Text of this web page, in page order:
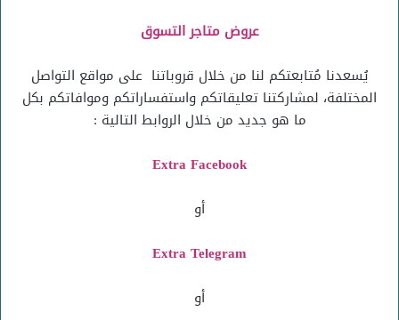
عروض متاجر التسوق
يُسعدنا مُتابعتكم لنا من خلال قروباتنا على مواقع التواصل
المختلفة، لمشاركتنا تعليقاتكم واستفساراتكم وموافاتكم بكل
ما هو جديد من خلال الروابط التالية :
Extra Facebook
أو
Extra Telegram
أو